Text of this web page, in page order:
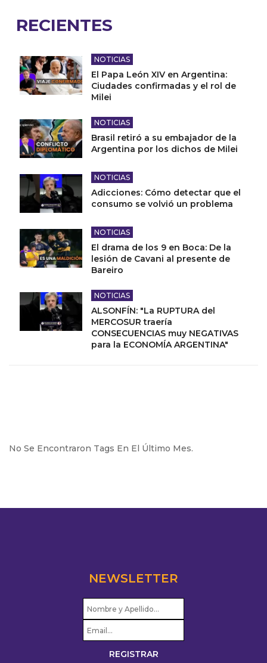
RECIENTES
NOTICIAS
El Papa León XIV en Argentina:
Ciudades confirmadas y el rol de
Milei
NOTICIAS
Brasil retiró a su embajador de la
Argentina por los dichos de Milei
NOTICIAS
Adicciones: Cómo detectar que el
consumo se volvió un problema
NOTICIAS
El drama de los 9 en Boca: De la
lesión de Cavani al presente de
Bareiro
NOTICIAS
ALSONFÍN: "La RUPTURA del
MERCOSUR traería
CONSECUENCIAS muy NEGATIVAS
para la ECONOMÍA ARGENTINA"
No Se Encontraron Tags En El Último Mes.
NEWSLETTER